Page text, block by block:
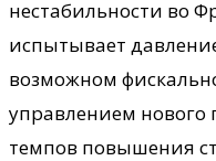
нестабильности во
испытывает
возможном
управлением нового
темпов повышения